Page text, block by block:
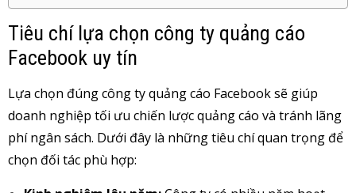
Tiêu chí lựa chọn công ty quảng cáo
Facebook uy tín
Lựa chọn đúng công ty quảng cáo Facebook sẽ giúp
doanh nghiệp tối ưu chiến lược quảng cáo và tránh lãng
phí ngân sách. Dưới đây là những tiêu chí quan trọng để
chọn đối tác phù hợp: